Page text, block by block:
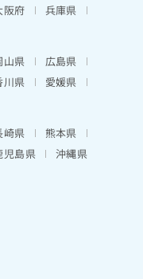
阪府
兵庫県
山県
広島県
川県
愛媛県
崎県
熊本県
児島県 沖縄県